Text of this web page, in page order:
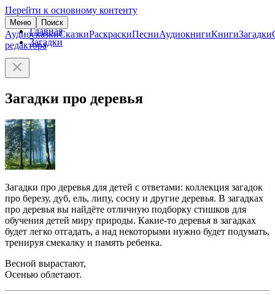
Перейти к основному контенту
Меню Поиск
АудиосказкиСказкиРаскраскиПесниАудиокнигиКнигиЗагадки
редактора
Главная
Загадки
Загадки про деревья
Загадки про деревья для детей с ответами: коллекция загадок
про березу, дуб, ель, липу, сосну и другие деревья. В загадках
про деревья вы найдёте отличную подборку стишков для
обучения детей миру природы. Какие-то деревья в загадках
будет легко отгадать, а над некоторыми нужно будет подумать,
тренируя смекалку и память ребенка.
Весной вырастают,
Осенью облетают.